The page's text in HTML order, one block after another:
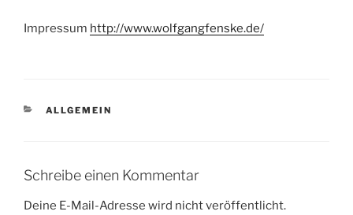
Impressum http://www.wolfgangfenske.de/
KATEGORIEN
ALLGEMEIN
Schreibe einen Kommentar
Deine E-Mail-Adresse wird nicht veröffentlicht.